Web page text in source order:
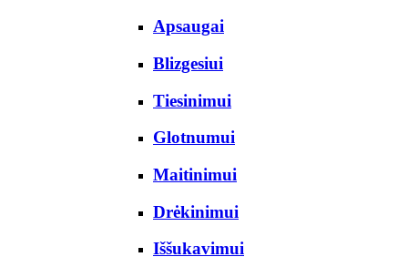
Apsaugai
Blizgesiui
Tiesinimui
Glotnumui
Maitinimui
Drėkinimui
Iššukavimui